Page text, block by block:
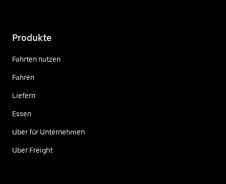
Produkte
Fahrten nutzen
Fahren
Liefern
Essen
Uber für Unternehmen
Uber Freight